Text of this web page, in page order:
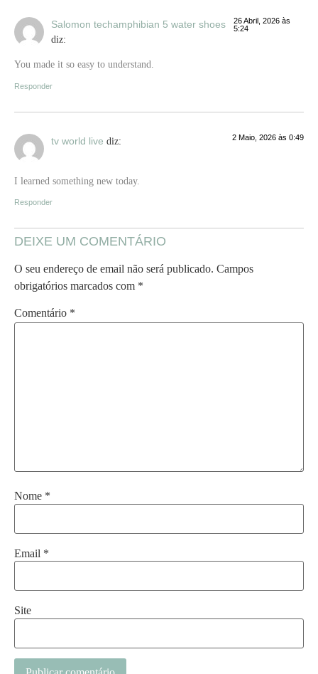
Salomon techamphibian 5 water shoes
diz:
26 Abril, 2026 às
5:24
You made it so easy to understand.
Responder
tv world live diz: 2 Maio, 2026 às 0:49
I learned something new today.
Responder
DEIXE UM COMENTÁRIO
O seu endereço de email não será publicado. Campos
obrigatórios marcados com *
Comentário *
Nome *
Email *
Site